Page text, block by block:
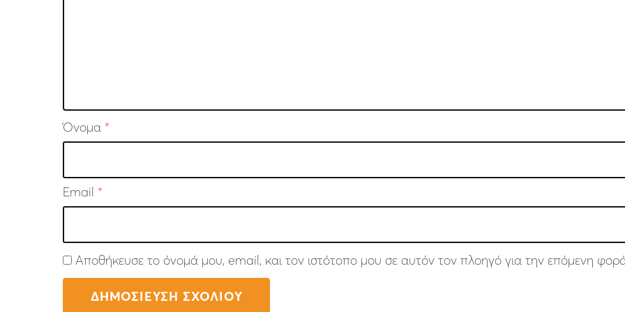
Όνομα *
Email *
Αποθήκευσε το όνομά μου, email, και τον ιστότοπο μου σε αυτόν τον πλοηγό για την επόμενη